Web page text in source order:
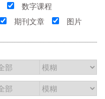
数字课程
期刊文章 图片